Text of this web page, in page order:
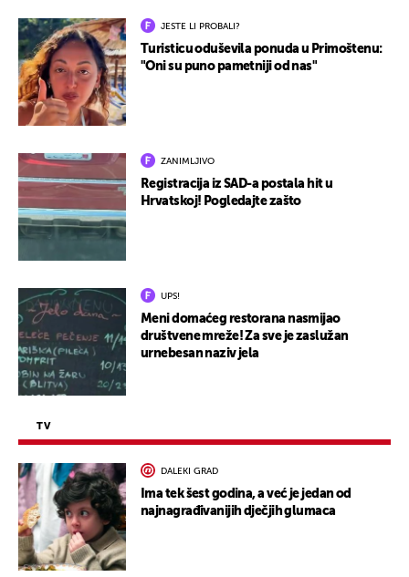
JESTE LI PROBALI?
Turisticu oduševila ponuda u Primoštenu:
"Oni su puno pametniji od nas"
ZANIMLJIVO
Registracija iz SAD-a postala hit u
Hrvatskoj! Pogledajte zašto
UPS!
Meni domaćeg restorana nasmijao
društvene mreže! Za sve je zaslužan
urnebesan naziv jela
TV
DALEKI GRAD
Ima tek šest godina, a već je jedan od
najnagrađivanijih dječjih glumaca